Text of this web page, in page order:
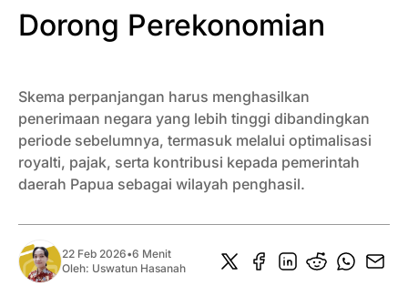
Dorong Perekonomian
Skema perpanjangan harus menghasilkan
penerimaan negara yang lebih tinggi dibandingkan
periode sebelumnya, termasuk melalui optimalisasi
royalti, pajak, serta kontribusi kepada pemerintah
daerah Papua sebagai wilayah penghasil.
22 Feb 2026•6 Menit
Oleh: Uswatun Hasanah